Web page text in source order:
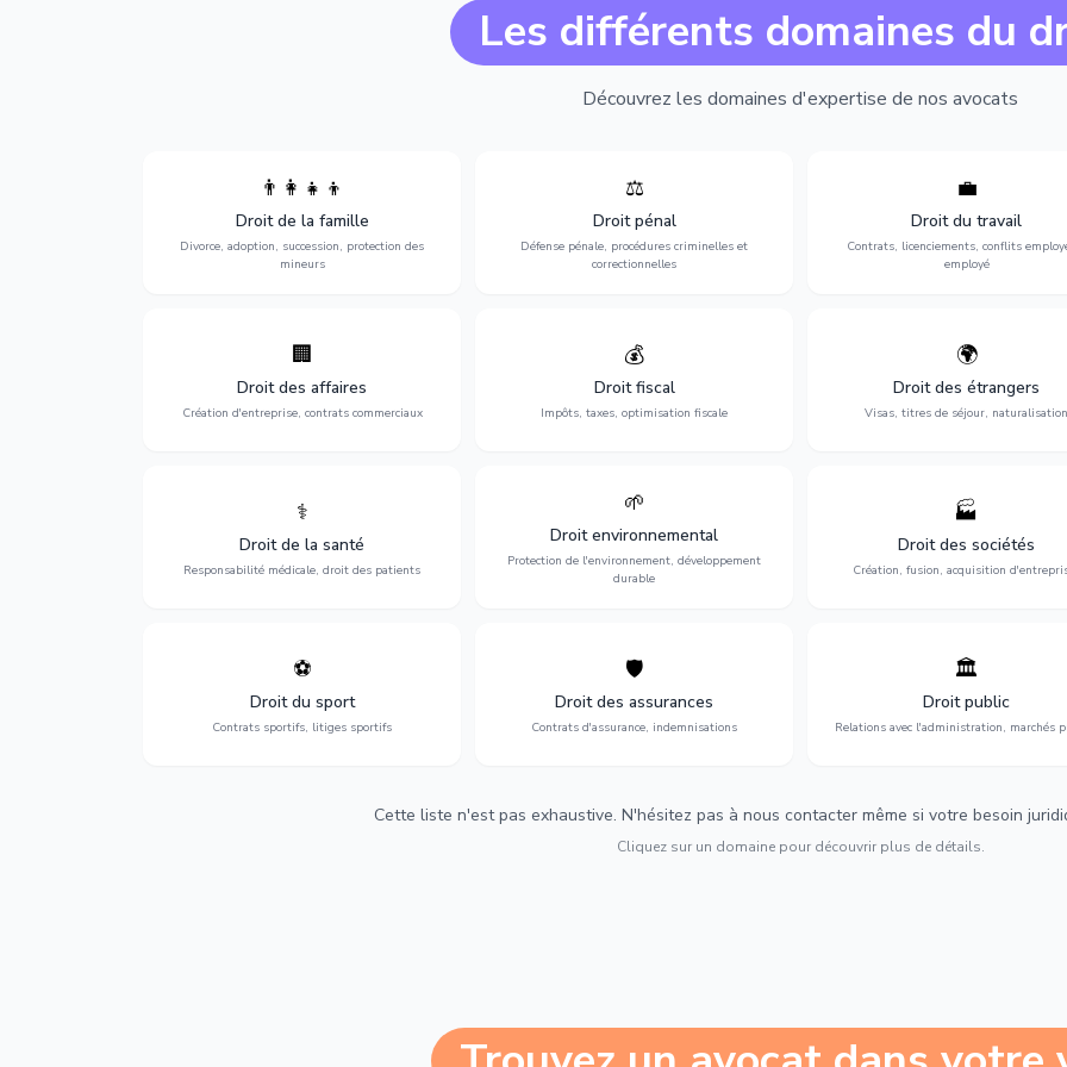
Les différents domaines du
Découvrez les domaines d'expertise de nos avocats
👨‍👩‍👧‍👦
Droit de la famille
Divorce, adoption, succession, protection des
mineurs
succession et protection des personnes
vulnérables.
⚖️
Droit pénal
Défense pénale, procédures criminelles et
correctionnelles
Expertise en matière pénale, de
l'assistance en garde à vue jusqu'au
procès, pour toute affaire correctionnelle
ou criminelle.
💼
Droit du travail
Contrats, licenciements, conflits
employé
Protection de vos droits au
contrats, licenciements,
discrimination et conflits avec
l'employeur.
🏢
Droit des affaires
Création d'entreprise, contrats commerciaux
Accompagnement complet pour votre
entreprise : création, contrats
commerciaux, concurrence et litiges.
💰
Droit fiscal
Impôts, taxes, optimisation fiscale
Optimisation de votre situation fiscale :
déclarations, contentieux, contrôles
fiscaux et planification.
🌍
Droit des étrangers
Visas, titres de séjour, naturalisation
Obtention de vos droits de séjour :
cartes de séjour, regroupement
naturalisation.
⚕️
Droit de la santé
Responsabilité médicale, droit des patients
Défense de vos droits médicaux : erreurs
médicales, responsabilité des praticiens
et indemnisation.
🌱
Droit environnemental
Protection de l'environnement, développement
durable
environnementale, litiges et
développement durable.
🏭
Droit des sociétés
Création, fusion, acquisition
Structuration de votre société :
fusion-acquisition, gouvernance
restructuration.
⚽
Droit du sport
Contrats sportifs, litiges sportifs
Expertise en droit sportif : contrats de
sportifs, transferts, sponsoring et
contentieux.
🛡️
Droit des assurances
Contrats d'assurance, indemnisations
Défense de vos intérêts : contrats
d'assurance, sinistres et indemnisations
optimales.
🏛️
Droit public
Relations avec l'administration, marchés
Gestion de vos relations avec
l'administration : marchés
urbanisme et contentieux.
Cette liste n'est pas exhaustive. N'hésitez pas à nous contacter même si votre besoin
Cliquez sur un domaine pour découvrir plus de détails.